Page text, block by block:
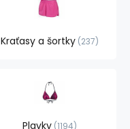
Kraťasy a šortky 237
Plavky 1194